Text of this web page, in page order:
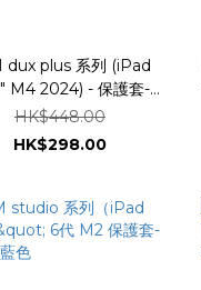
dux plus 系列 (iPad
- 保護套-黑
222-445KW-01
HK$448.00
HK$298.00